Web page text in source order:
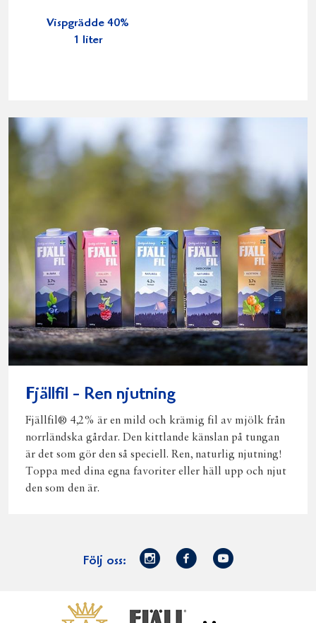
Vispgrädde 40%
1 liter
Fjällfil - Ren njutning
Fjällfil® 4,2% är en mild och krämig fil av mjölk från
norrländska gårdar. Den kittlande känslan på tungan
är det som gör den så speciell. Ren, naturlig njutning!
Toppa med dina egna favoriter eller häll upp och njut
den som den är.
Följ oss:
Norrmejerier
Facebook
Youtube
VästerbottensostFjällfil